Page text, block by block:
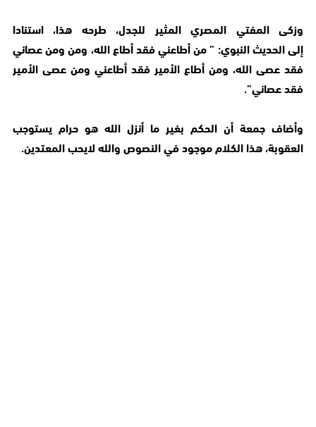
وزكى المفتي المصري المثير للجدل، طرحه هذا، استنادا
إلى الحديث النبوي: ” من أطاعني فقد أطاع الله، ومن ومن عصاني
فقد عصى الله، ومن أطاع الأمير فقد أطاعني ومن عصى الأمير
فقد عصاني”.
وأضاف جمعة أن الحكم بغير ما أنزل الله هو حرام يستوجب
العقوبة، هذا الكلام موجود في النصوص والله لايحب المعتدين.